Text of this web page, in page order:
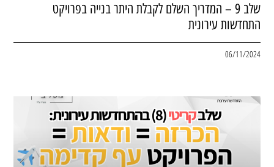
שלב 9 – המדריך השלם לקבלת היתר בנייה בפרויקט
התחדשות עירונית
06/11/2024